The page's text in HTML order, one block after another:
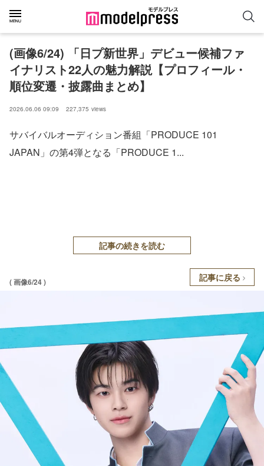
(画像6/24) 「日プ新世界」デビュー候補ファ
イナリスト22人の魅力解説【プロフィール・
順位変遷・披露曲まとめ】
2026.06.06 09:09 227,375 views
サバイバルオーディション番組「PRODUCE 101
JAPAN」の第4弾となる「PRODUCE 1...
記事の続きを読む
( 画像6/24 ) 記事に戻る